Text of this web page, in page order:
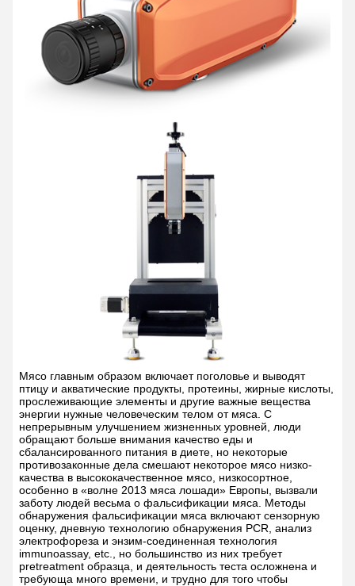
Мясо главным образом включает поголовье и выводят
птицу и акватические продукты, протеины, жирные кислоты,
прослеживающие элементы и другие важные вещества
энергии нужные человеческим телом от мяса. С
непрерывным улучшением жизненных уровней, люди
обращают больше внимания качество еды и
сбалансированного питания в диете, но некоторые
противозаконные дела смешают некоторое мясо низко-
качества в высококачественное мясо, низкосортное,
особенно в «волне 2013 мяса лошади» Европы, вызвали
заботу людей весьма о фальсификации мяса. Методы
обнаружения фальсификации мяса включают сензорную
оценку, дневную технологию обнаружения PCR, анализ
электрофореза и энзим-соединенная технология
immunoassay, etc., но большинство из них требует
pretreatment образца, и деятельность теста осложнена и
требующа много времени, и трудно для того чтобы